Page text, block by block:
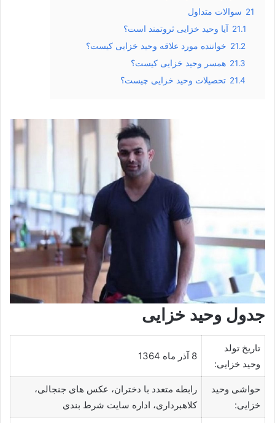
21 سوالات متداول
21.1 آیا وحید خزایی ثروتمند است؟
21.2 خواننده مورد علاقه وحید خزایی کیست؟
21.3 همسر وحید خزایی کیست؟
21.4 تحصیلات وحید خزایی چیست؟
جدول وحید خزایی
تاریخ تولد
وحید خزایی:
8 آذر ماه 1364
حواشی وحید
خزایی:
رابطه متعدد با دختران، عکس های جنجالی،
کلاهبرداری، اداره سایت شرط بندی